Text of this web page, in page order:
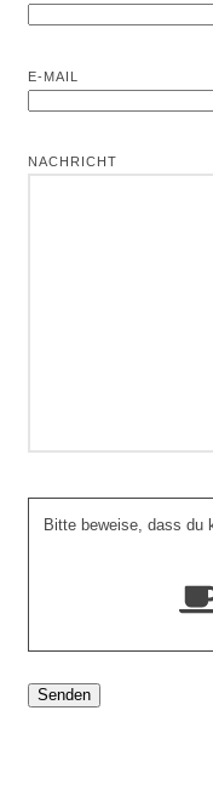
E-MAIL
NACHRICHT
Bitte beweise, dass du